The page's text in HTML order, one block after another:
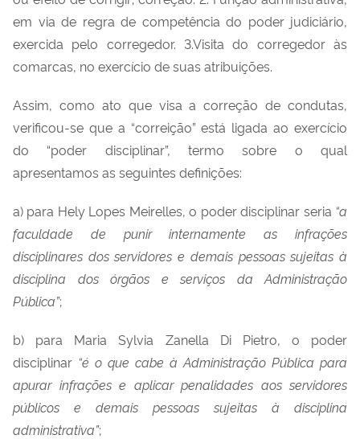
em via de regra de competência do poder judiciário,
exercida pelo corregedor. 3.Visita do corregedor às
comarcas, no exercício de suas atribuições.
Assim, como ato que visa a correção de condutas,
verificou-se que a “correição” está ligada ao exercício
do “poder disciplinar”, termo sobre o qual
apresentamos as seguintes definições:
a) para Hely Lopes Meirelles, o poder disciplinar seria “a
faculdade de punir internamente as infrações
disciplinares dos servidores e demais pessoas sujeitas à
disciplina dos órgãos e serviços da Administração
Pública”;
b) para Maria Sylvia Zanella Di Pietro, o poder
disciplinar “é o que cabe à Administração Pública para
apurar infrações e aplicar penalidades aos servidores
públicos e demais pessoas sujeitas à disciplina
administrativa”;